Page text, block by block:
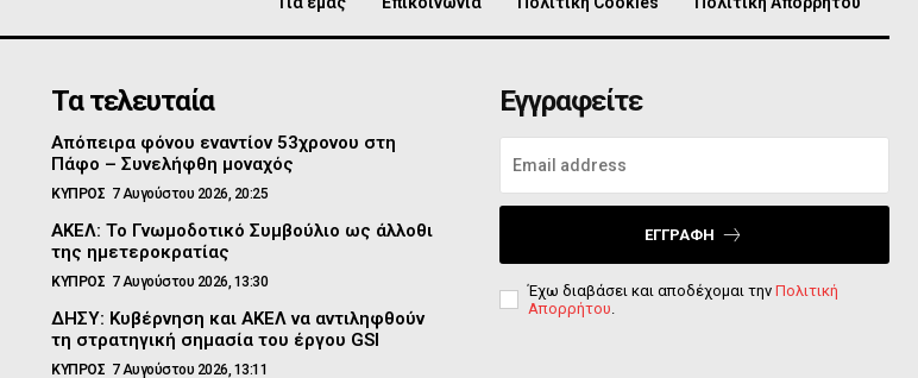
Τα τελευταία
Απόπειρα φόνου εναντίον 53χρονου στη
Πάφο – Συνελήφθη μοναχός
ΚΥΠΡΟΣ 7 Αυγούστου 2026, 20:25
ΑΚΕΛ: Το Γνωμοδοτικό Συμβούλιο ως άλλοθι
της ημετεροκρατίας
ΚΥΠΡΟΣ 7 Αυγούστου 2026, 13:30
ΔΗΣΥ: Κυβέρνηση και ΑΚΕΛ να αντιληφθούν
τη στρατηγική σημασία του έργου GSI
ΚΥΠΡΟΣ 7 Αυγούστου 2026, 13:11
Εγγραφείτε
ΕΓΓΡΑΦΉ
Έχω διαβάσει και αποδέχομαι την Πολιτική
Απορρήτου